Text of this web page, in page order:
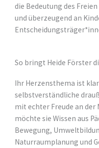
die Bedeutung des
und überzeugend an
So bringt Heide Förster
Ihr Herzensthema ist
selbstverständliche
mit echter Freude an der
möchte sie Wissen aus
Bewegung,
Naturraumplanung und